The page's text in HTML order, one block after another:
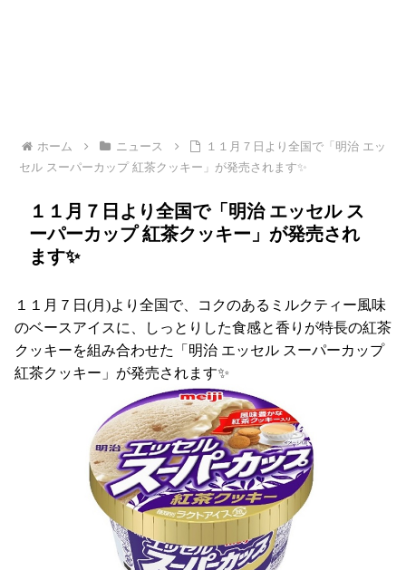
ホーム ニュース
１１月７日より全国で「明治 エッ
セル スーパーカップ 紅茶クッキー」が発売されます✨
１１月７日より全国で「明治 エッセル ス
ーパーカップ 紅茶クッキー」が発売され
ます✨
１１月７日(月)より全国で、コクのあるミルクティー風味
のベースアイスに、しっとりした食感と香りが特長の紅茶
クッキーを組み合わせた「明治 エッセル スーパーカップ
紅茶クッキー」が発売されます✨